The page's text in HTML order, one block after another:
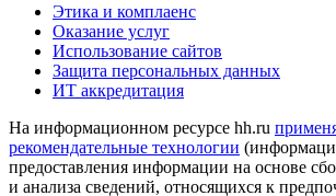
Этика и комплаенс
Оказание услуг
Использование сайтов
Защита персональных данных
ИТ аккредитация
На информационном ресурсе hh.ru
рекомендательные технологии
предоставления информации на основе
и анализа сведений, относящихся к